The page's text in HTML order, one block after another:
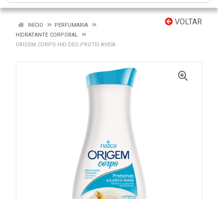
VOLTAR
INÍCIO
PERFUMARIA
HIDRATANTE CORPORAL
ORIGEM CORPO HID DEO PROTEI AVEIA